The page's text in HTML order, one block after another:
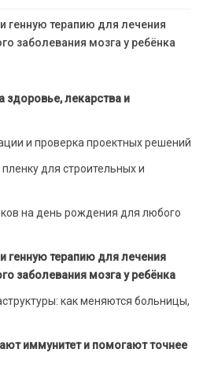
генную терапию для лечения
заболевания мозга у ребёнка
здоровье, лекарства и
и проверка проектных решений
для строительных и
на день рождения для любого
генную терапию для лечения
заболевания мозга у ребёнка
как меняются больницы,
иммунитет и помогают точнее